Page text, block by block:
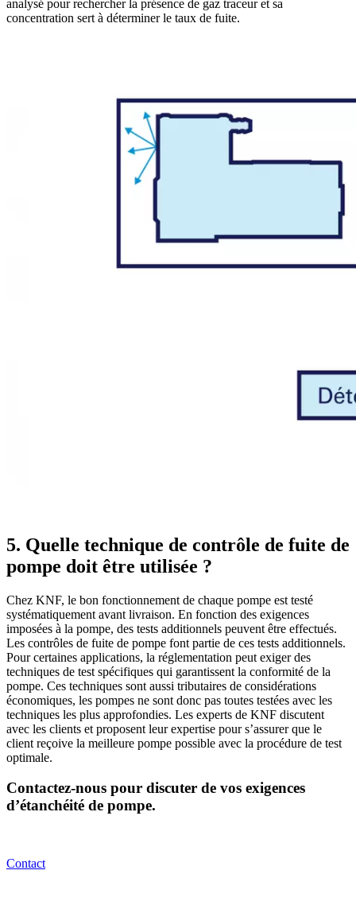
analysé pour rechercher la présence de gaz traceur et sa
concentration sert à déterminer le taux de fuite.
5. Quelle technique de contrôle de fuite de
pompe doit être utilisée ?
Chez KNF, le bon fonctionnement de chaque pompe est testé
systématiquement avant livraison. En fonction des exigences
imposées à la pompe, des tests additionnels peuvent être effectués.
Les contrôles de fuite de pompe font partie de ces tests additionnels.
Pour certaines applications, la réglementation peut exiger des
techniques de test spécifiques qui garantissent la conformité de la
pompe. Ces techniques sont aussi tributaires de considérations
économiques, les pompes ne sont donc pas toutes testées avec les
techniques les plus approfondies. Les experts de KNF discutent
avec les clients et proposent leur expertise pour s’assurer que le
client reçoive la meilleure pompe possible avec la procédure de test
optimale.
Contactez-nous pour discuter de vos exigences
d’étanchéité de pompe.
Contact